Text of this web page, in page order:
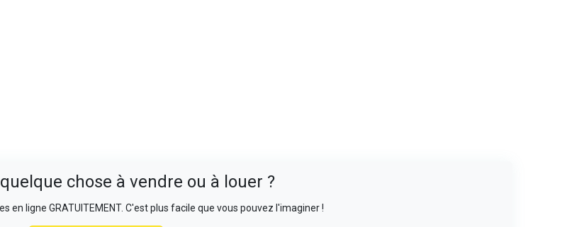
chose à vendre ou à louer ?
en ligne GRATUITEMENT. C'est plus facile que vous pouvez l'imaginer !